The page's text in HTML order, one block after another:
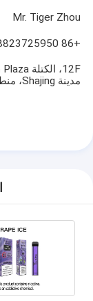
Mr. Tiger Zhou
+86 18823725950
مدينة Shajing، منطقة Bao'an، شنتشن، الصين